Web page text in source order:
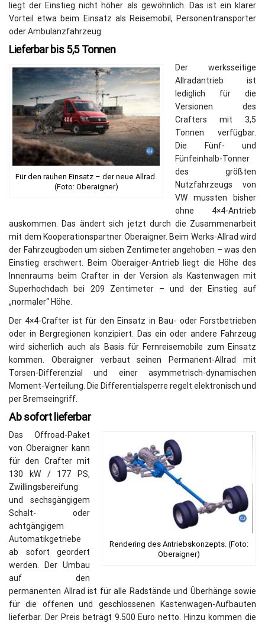
liegt der Einstieg nicht höher als gewöhnlich. Das ist ein klarer
Vorteil etwa beim Einsatz als Reisemobil, Personentransporter
oder Ambulanzfahrzeug.
Lieferbar bis 5,5 Tonnen
Für den rauhen Einsatz – der neue Allrad.
(Foto: Oberaigner)
Der werksseitige
Allradantrieb ist
lediglich für die
Versionen des
Crafters mit 3,5
Tonnen verfügbar.
Die Fünf- und
Fünfeinhalb-Tonner
des größten
Nutzfahrzeugs von
VW mussten bisher
ohne 4×4-Antrieb
auskommen. Das ändert sich jetzt durch die Zusammenarbeit
mit dem Kooperationspartner Oberaigner. Beim Werks-Allrad wird
der Fahrzeugboden um sieben Zentimeter angehoben – was den
Einstieg erschwert. Beim Oberaiger-Antrieb liegt die Höhe des
Innenraums beim Crafter in der Version als Kastenwagen mit
Superhochdach bei 209 Zentimeter – und der Einstieg auf
„normaler“ Höhe.
Der 4×4-Crafter ist für den Einsatz in Bau- oder Forstbetrieben
oder in Bergregionen konzipiert. Das ein oder andere Fahrzeug
wird sicherlich auch als Basis für Fernreisemobile zum Einsatz
kommen. Oberaigner verbaut seinen Permanent-Allrad mit
Torsen-Differenzial und einer asymmetrisch-dynamischen
Moment-Verteilung. Die Differentialsperre regelt elektronisch und
per Bremseingriff.
Ab sofort lieferbar
Rendering des Antriebskonzepts. (Foto:
Oberaigner)
Das Offroad-Paket
von Oberaigner kann
für den Crafter mit
130 kW / 177 PS,
Zwillingsbereifung
und sechsgängigem
Schalt- oder
achtgängigem
Automatikgetriebe
ab sofort geordert
werden. Der Umbau
auf den
permanenten Allrad ist für alle Radstände und Überhänge sowie
für die offenen und geschlossenen Kastenwagen-Aufbauten
lieferbar. Der Preis beträgt 9.500 Euro netto. Hinzu kommen die